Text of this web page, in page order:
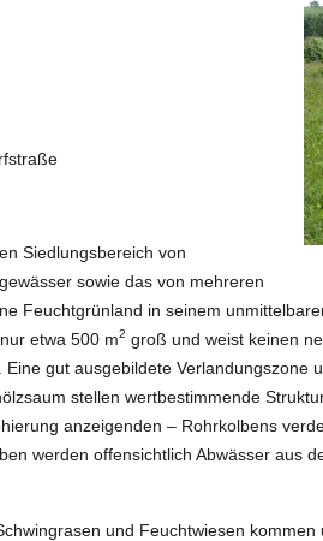
Siedlungsbereich von
sowie das von mehreren
Feuchtgrünland in seinem
etwa 500 m2 groß und weist keinen
gut ausgebildete Verlandungszone
stellen wertbestimmende
anzeigenden – Rohrkolbens
werden offensichtlich Abwässer aus
und Feuchtwiesen